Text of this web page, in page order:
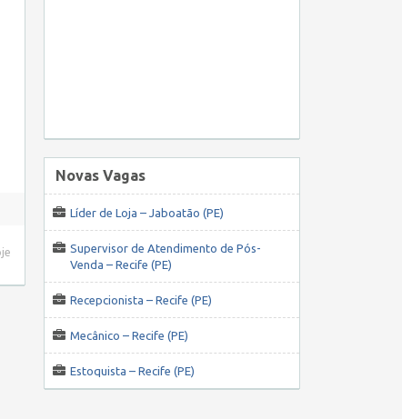
Novas Vagas
Líder de Loja – Jaboatão (PE)
Supervisor de Atendimento de Pós-
Venda – Recife (PE)
Recepcionista – Recife (PE)
Mecânico – Recife (PE)
Estoquista – Recife (PE)